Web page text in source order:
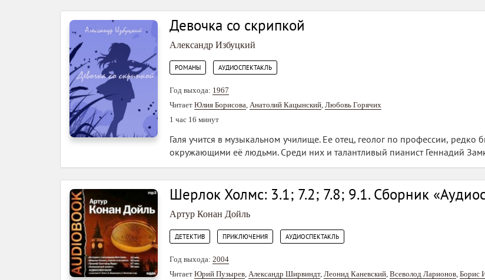
Девочка со скрипкой
Александр Избуцкий
РОМАНЫ АУДИОСПЕКТАКЛЬ
Год выхода: 1967
Читает Юлия Борисова, Анатолий Кацынский, Любовь Горячих
1 час 16 минут
Галя учится в музыкальном училище. Ее отец, геолог по профессии,
окружающими её людьми. Среди них и талантливый пианист Геннадий
Шерлок Холмс: 3.1; 7.2; 7.8; 9.1. Сборник
Артур Конан Дойль
ДЕТЕКТИВ ПРИКЛЮЧЕНИЯ АУДИОСПЕКТАКЛЬ
Год выхода: 2004
Читает Юрий Пузырев, Александр Ширвиндт, Леонид Каневский, Всеволод Ларионов, Борис